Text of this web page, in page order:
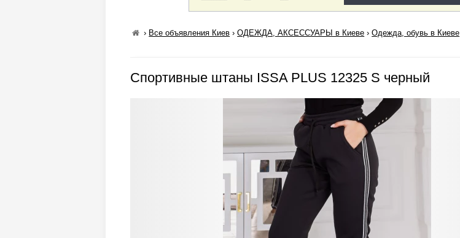
› Все объявления Киев ›ОДЕЖДА, АКСЕССУАРЫ в Киеве ›Одежда, обувь в Киеве
Спортивные штаны ISSA PLUS 12325 S черный